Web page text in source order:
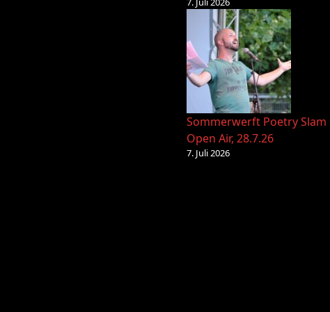
Sommerwerft Poetry Slam
Open Air, 28.7.26
7. Juli 2026